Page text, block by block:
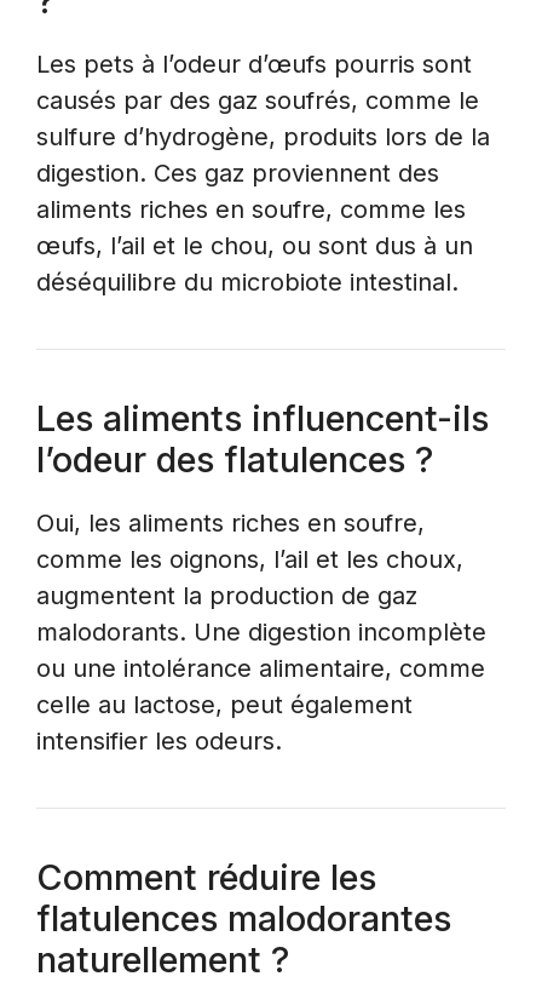
Les pets à l’odeur d’œufs pourris sont
causés par des gaz soufrés, comme le
sulfure d’hydrogène, produits lors de la
digestion. Ces gaz proviennent des
aliments riches en soufre, comme les
œufs, l’ail et le chou, ou sont dus à un
déséquilibre du microbiote intestinal.
Les aliments influencent-ils
l’odeur des flatulences ?
Oui, les aliments riches en soufre,
comme les oignons, l’ail et les choux,
augmentent la production de gaz
malodorants. Une digestion incomplète
ou une intolérance alimentaire, comme
celle au lactose, peut également
intensifier les odeurs.
Comment réduire les
flatulences malodorantes
naturellement ?